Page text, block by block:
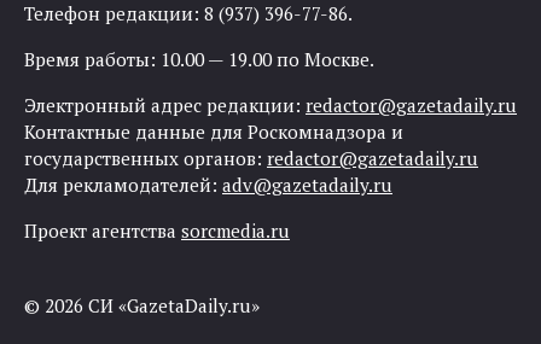
Телефон редакции: 8 (937) 396-77-86.
Время работы: 10.00 — 19.00 по Москве.
Электронный адрес редакции: redactor@gazetadaily.ru
Контактные данные для Роскомнадзора и
государственных органов: redactor@gazetadaily.ru
Для рекламодателей: adv@gazetadaily.ru
Проект агентства sorcmedia.ru
© 2026 СИ «GazetaDaily.ru»